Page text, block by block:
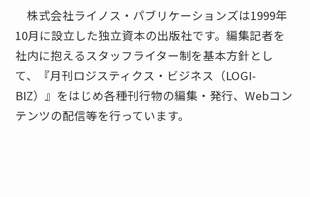
株式会社ライノス・パブリケーションズは1999年
10月に設立した独立資本の出版社です。編集記者を
社内に抱えるスタッフライター制を基本方針とし
て、『月刊ロジスティクス・ビジネス（LOGI-
BIZ）』をはじめ各種刊行物の編集・発行、Webコン
テンツの配信等を行っています。